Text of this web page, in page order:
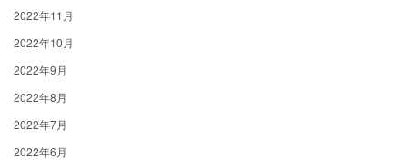
2022年11月
2022年10月
2022年9月
2022年8月
2022年7月
2022年6月